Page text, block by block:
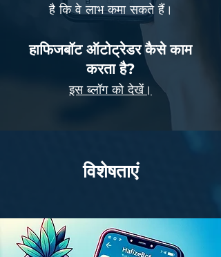
है कि वे लाभ कमा सकते हैं।
हाफिजबॉट ऑटोट्रेडर कैसे काम
करता है?
इस ब्लॉग को देखें।
विशेषताएं